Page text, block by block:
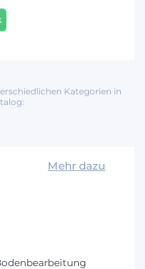
Kategorien in
Mehr dazu